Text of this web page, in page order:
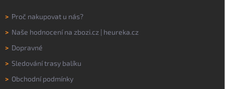
> Proč nakupovat u nás?
> Naše hodnocení na zbozi.cz | heureka.cz
> Dopravné
> Sledování trasy balíku
> Obchodní podmínky